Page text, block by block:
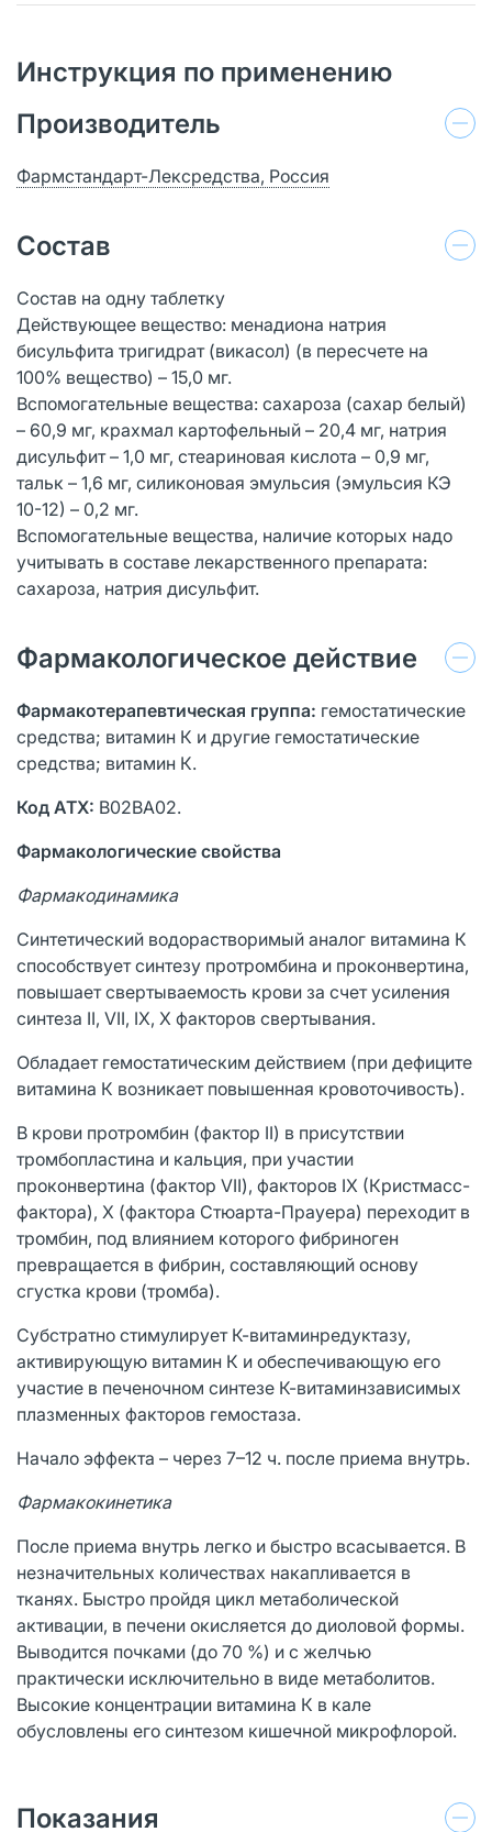
Инструкция по применению
Производитель
Фармстандарт-Лексредства, Россия
Состав
Состав на одну таблетку
Действующее вещество: менадиона натрия
бисульфита тригидрат (викасол) (в пересчете на
100% вещество) – 15,0 мг.
Вспомогательные вещества: сахароза (сахар белый)
– 60,9 мг, крахмал картофельный – 20,4 мг, натрия
дисульфит – 1,0 мг, стеариновая кислота – 0,9 мг,
тальк – 1,6 мг, силиконовая эмульсия (эмульсия КЭ
10-12) – 0,2 мг.
Вспомогательные вещества, наличие которых надо
учитывать в составе лекарственного препарата:
сахароза, натрия дисульфит.
Фармакологическое действие
Фармакотерапевтическая группа: гемостатические
средства; витамин К и другие гемостатические
средства; витамин К.
Код АТХ: B02BA02.
Фармакологические свойства
Фармакодинамика
Синтетический водорастворимый аналог витамина К
способствует синтезу протромбина и проконвертина,
повышает свертываемость крови за счет усиления
синтеза II, VII, IX, X факторов свертывания.
Обладает гемостатическим действием (при дефиците
витамина К возникает повышенная кровоточивость).
В крови протромбин (фактор II) в присутствии
тромбопластина и кальция, при участии
проконвертина (фактор VII), факторов ІХ (Кристмасс-
фактора), Х (фактора Стюарта-Прауера) переходит в
тромбин, под влиянием которого фибриноген
превращается в фибрин, составляющий основу
сгустка крови (тромба).
Субстратно стимулирует К-витаминредуктазу,
активирующую витамин К и обеспечивающую его
участие в печеночном синтезе К-витаминзависимых
плазменных факторов гемостаза.
Начало эффекта – через 7–12 ч. после приема внутрь.
Фармакокинетика
После приема внутрь легко и быстро всасывается. В
незначительных количествах накапливается в
тканях. Быстро пройдя цикл метаболической
активации, в печени окисляется до диоловой формы.
Выводится почками (до 70 %) и с желчью
практически исключительно в виде метаболитов.
Высокие концентрации витамина К в кале
обусловлены его синтезом кишечной микрофлорой.
Показания